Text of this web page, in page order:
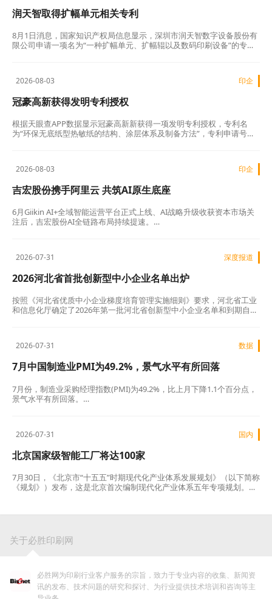
润天智取得扩幅单元相关专利
8月1日消息，国家知识产权局信息显示，深圳市润天智数字设备股份有
限公司申请一项名为“一种扩幅单元、扩幅辊以及数码印刷设备”的专
2026-08-03 印企
冠豪高新获得发明专利授权
根据天眼查APP数据显示冠豪高新新获得一项发明专利授权，专利名
为“环保无底纸型热敏纸的结构、涂层体系及制备方法”，专利申请号为
2026-08-03 印企
吉宏股份携手阿里云 共筑AI原生底座
6月Giikin AI+全域智能运营平台正式上线、AI战略升级收获资本市场关
注后，吉宏股份AI全链路布局持续提速。…
2026-07-31 深度报道
2026河北省首批创新型中小企业名单出炉
按照《河北省优质中小企业梯度培育管理实施细则》要求，河北省工业
和信息化厅确定了2026年第一批河北省创新型中小企业名单和到期自评
2026-07-31 数据
7月中国制造业PMI为49.2%，景气水平有所回落
7月份，制造业采购经理指数(PMI)为49.2%，比上月下降1.1个百分点，
景气水平有所回落。…
2026-07-31 国内
北京国家级智能工厂将达100家
7月30日，《北京市“十五五”时期现代化产业体系发展规划》（以下简称
《规划》）发布，这是北京首次编制现代化产业体系五年专项规划。北
增长。而新发布的《规划》系统谋划了“十五五”时期产业发展蓝图，到
关于必胜印刷网
必胜网为印刷行业客户服务的宗旨，致力于专业内容的收集、新闻资
讯的发布、技术问题的研究和探讨、为行业提供技术培训和咨询等主